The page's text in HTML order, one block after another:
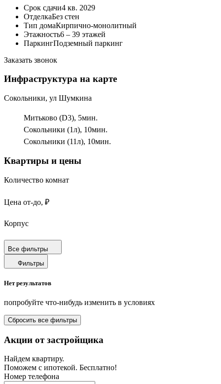
Срок сдачи4 кв. 2029
ОтделкаБез стен
Тип домаКирпично-монолитный
Этажность6 – 39 этажей
ПаркингПодземный паркинг
Заказать звонок
Инфраструктура на карте
Сокольники, ул Шумкина
Митьково (D3), 5мин.
Сокольники (1л), 10мин.
Сокольники (11л), 10мин.
Квартиры и цены
Количество комнат
Цена от-до, ₽
Корпус
Срок сдачи
Площадь от-до, м²
Площадь кухни от-до, м²
Площадь балкона от-до, м²
Санузел
Этаж
Все фильтры
Фильтры
Нет результатов
попробуйте что-нибудь изменить в условиях
Сбросить все фильтры
Акции от застройщика
Найдем квартиру.
Поможем с ипотекой. Бесплатно!
Номер телефона